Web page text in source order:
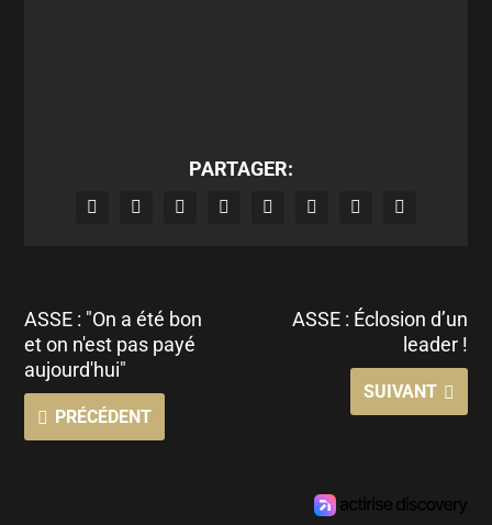
PARTAGER:
ASSE : "On a été bon
et on n'est pas payé
aujourd'hui"
PRÉCÉDENT
ASSE : Éclosion d’un
leader !
SUIVANT